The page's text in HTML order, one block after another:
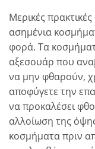
Μερικές
ασημένια
φορά. Τα
αξεσουάρ που
να μην φθαρούν,
αποφύγετε την
να προκαλέσει
αλλοίωση της
κοσμήματα πριν